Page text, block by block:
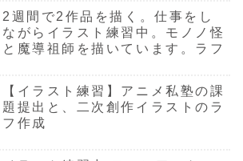
行計画10/17～...
ージとしては...
描くことに
い...
2週間で2作品を描く。仕事をし
ながらイラスト練習中。モノノ怪
と魔導祖師を描いています。ラフ
【イラスト練習】アニメ私塾の課
題提出と、二次創作イラストのラ
フ作成